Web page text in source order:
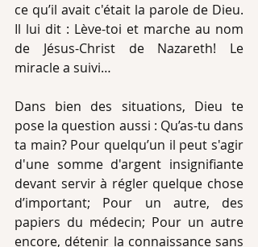
ce qu’il avait c'était la parole de Dieu.
Il lui dit : Lève-toi et marche au nom
de Jésus-Christ de Nazareth! Le
miracle a suivi…
Dans bien des situations, Dieu te
pose la question aussi : Qu’as-tu dans
ta main? Pour quelqu’un il peut s'agir
d'une somme d'argent insignifiante
devant servir à régler quelque chose
d’important; Pour un autre, des
papiers du médecin; Pour un autre
encore, détenir la connaissance sans